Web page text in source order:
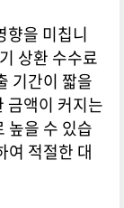
향을 미칩니
상환 수수료
기간이 짧을
금액이 커지는
높을 수 있습
여 적절한 대